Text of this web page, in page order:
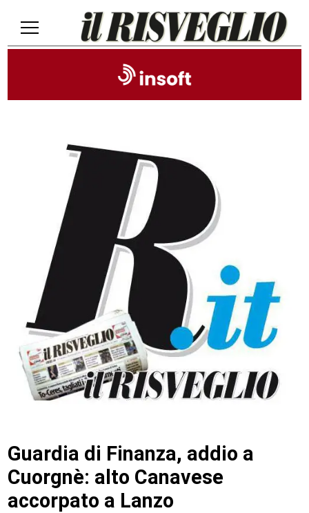
Guardia di Finanza, addio a
Cuorgnè: alto Canavese
accorpato a Lanzo